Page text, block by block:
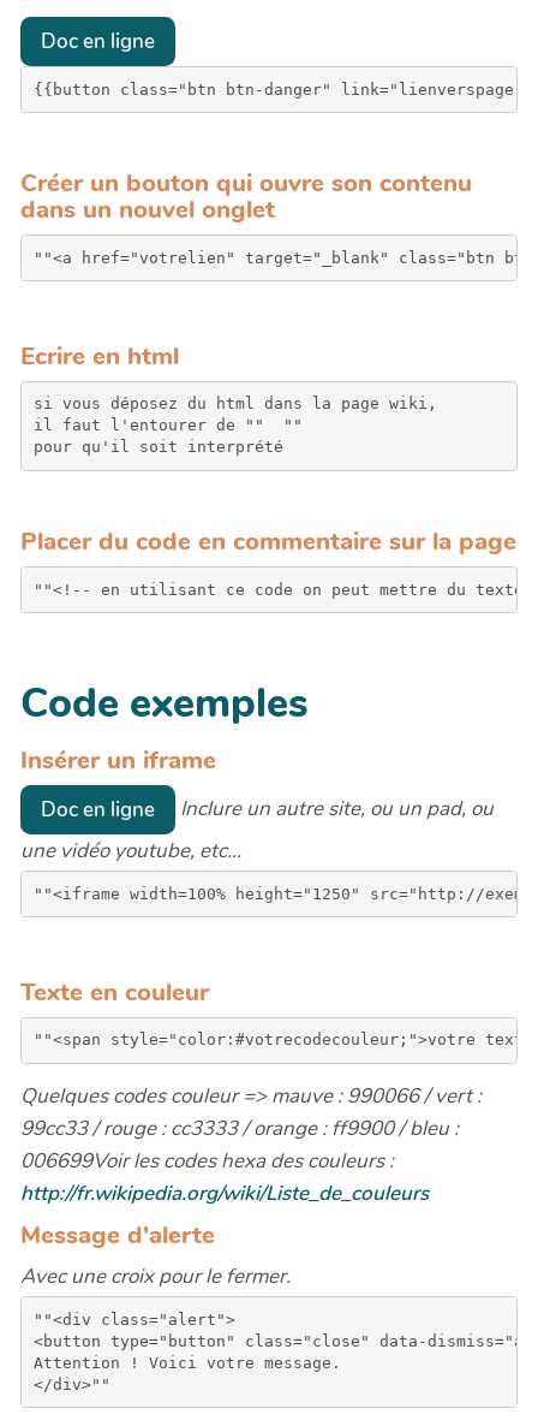
Doc en ligne
{{button class="btn btn-danger"
Créer un bouton qui ouvre son contenu
dans un nouvel onglet
Ecrire en html
si vous déposez du html dans la page wiki,
il faut l'entourer de ""
""
pour qu'il soit interprété
Placer du code en commentaire sur la page
Code exemples
Insérer un iframe
Doc en ligne
Inclure un autre site, ou un pad, ou
une vidéo youtube, etc...
Texte en couleur
Quelques codes couleur => mauve : 990066 / vert :
99cc33 / rouge : cc3333 / orange : ff9900 / bleu :
006699Voir les codes hexa des couleurs :
http://fr.wikipedia.org/wiki/Liste_de_couleurs
Message d'alerte
Avec une croix pour le fermer.
""<div class="alert">
<button type="button" class="close" data-
Attention ! Voici votre message.